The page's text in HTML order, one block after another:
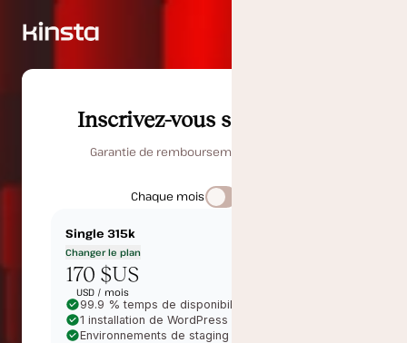
Inscrivez-vous sans risque
Garantie de remboursement de 30 jours
Chaque mois
Single 315k
Changer le plan
170 $US
USD / mois
99.9 % temps de disponibilité SLA
1 installation de WordPress
Environnements de staging gratuits en un clic